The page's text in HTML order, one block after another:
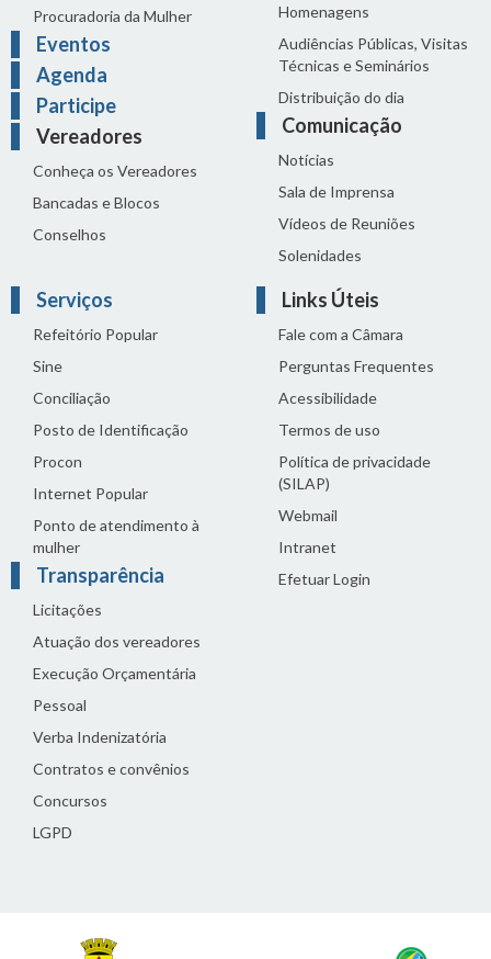
Procuradoria da Mulher
Eventos
Agenda
Participe
Vereadores
Conheça os Vereadores
Bancadas e Blocos
Conselhos
Homenagens
Audiências Públicas, Visitas
Técnicas e Seminários
Distribuição do dia
Comunicação
Notícias
Sala de Imprensa
Vídeos de Reuniões
Solenidades
Serviços
Refeitório Popular
Sine
Conciliação
Posto de Identificação
Procon
Internet Popular
Ponto de atendimento à
mulher
Transparência
Licitações
Atuação dos vereadores
Execução Orçamentária
Pessoal
Verba Indenizatória
Contratos e convênios
Concursos
LGPD
Links Úteis
Fale com a Câmara
Perguntas Frequentes
Acessibilidade
Termos de uso
Política de privacidade
(SILAP)
Webmail
Intranet
Efetuar Login